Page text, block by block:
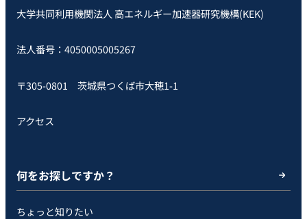
大学共同利用機関法人 高エネルギー加速器研究機構(KEK)
法人番号：4050005005267
〒305-0801 茨城県つくば市大穂1-1
アクセス
何をお探しですか？
ちょっと知りたい